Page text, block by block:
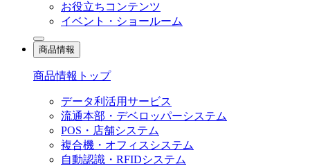
お役立ちコンテンツ
イベント・ショールーム
商品情報
商品情報トップ
データ利活用サービス
流通本部・デベロッパーシステム
POS・店舗システム
複合機・オフィスシステム
自動認識・RFIDシステム